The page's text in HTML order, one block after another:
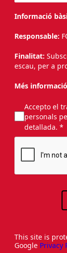
Informació
Responsable:
Finalitat:
escau, per a
Més
Accepto el
personals
detallada. *
This site is
Google Privacy